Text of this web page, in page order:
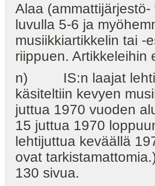
Alaa
luvulla 5-6 ja
musiikkiartikkelin tai -
riippuen. Artikkeleihin
n) IS:n laajat
käsiteltiin kevyen
juttua 1970 vuoden
15 juttua 1970
lehtijuttua keväällä
ovat
130 sivua.